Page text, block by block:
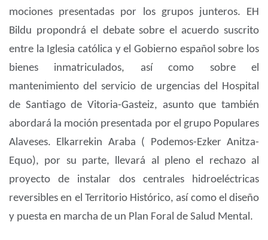
mociones presentadas por los grupos junteros. EH
Bildu propondrá el debate sobre el acuerdo suscrito
entre la Iglesia católica y el Gobierno español sobre los
bienes inmatriculados, así como sobre el
mantenimiento del servicio de urgencias del Hospital
de Santiago de Vitoria-Gasteiz, asunto que también
abordará la moción presentada por el grupo Populares
Alaveses. Elkarrekin Araba ( Podemos-Ezker Anitza-
Equo), por su parte, llevará al pleno el rechazo al
proyecto de instalar dos centrales hidroeléctricas
reversibles en el Territorio Histórico, así como el diseño
y puesta en marcha de un Plan Foral de Salud Mental.